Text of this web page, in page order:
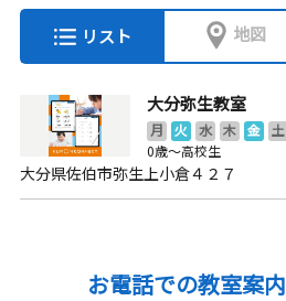
リスト 地図
大分弥生教室
月 火 水 木 金 土
0歳～高校生
大分県佐伯市弥生上小倉４２７
お電話での教室案内